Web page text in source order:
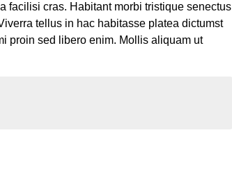
facilisi cras. Habitant morbi tristique senectus
tellus in hac habitasse platea dictumst
proin sed libero enim. Mollis aliquam ut